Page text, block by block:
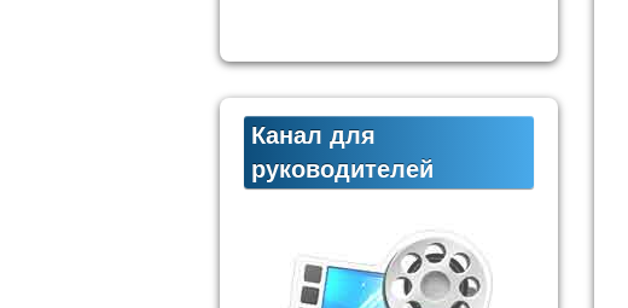
Канал для
руководителей